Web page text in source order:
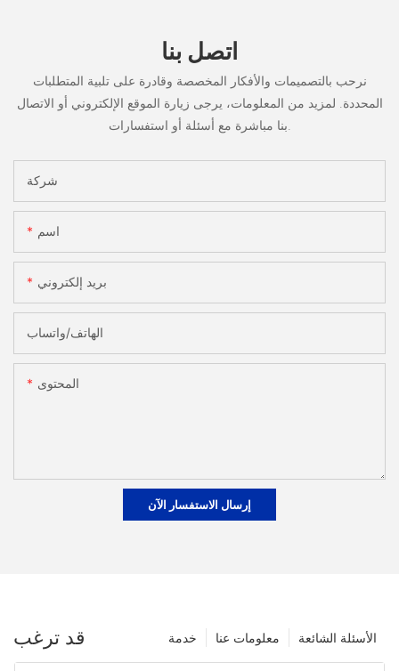
اتصل بنا
نرحب بالتصميمات والأفكار المخصصة وقادرة على تلبية المتطلبات
المحددة. لمزيد من المعلومات، يرجى زيارة الموقع الإلكتروني أو الاتصال
شركة
اسم
بريد إلكتروني
الهاتف/واتساب
المحتوى
إرسال الاستفسار الآن
قد ترغب الأسئلة الشائعة معلومات عنا خدمة